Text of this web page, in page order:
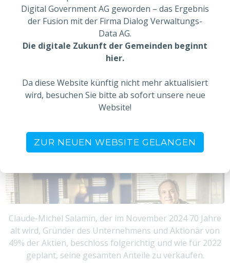
Digital Government AG geworden – das Ergebnis
der Fusion mit der Firma Dialog Verwaltungs-
Data AG.
Die digitale Zukunft der Gemeinden beginnt
hier.
Da diese Website künftig nicht mehr aktualisiert
wird, besuchen Sie bitte ab sofort unsere neue
Website!
ZUR NEUEN WEBSITE GELANGEN
Dienstes zu erhöhen.
MEHR ERFAHREN
CLAUDE-MICHEL SALAMIN VERKAUFT
ALLE SEINE ANTEILE …
Claude-Michel Salamin, der im November 2024 70 Jahre
alt wird, Gründer des Unternehmens und Aktionär von
49% der Aktien, beschloss folgerichtig und wie für 2022
geplant, seine gesamten Anteile zu verkaufen.